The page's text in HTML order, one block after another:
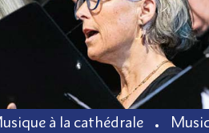
à la cathédrale